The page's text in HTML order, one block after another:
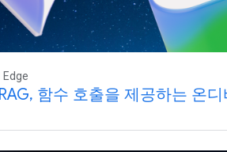
함수 호출을 제공하는 온